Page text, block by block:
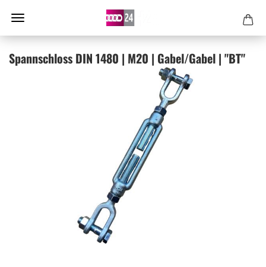
Spann­schloss DIN 1480 | M20 | Gabel/Gabel | "BT"